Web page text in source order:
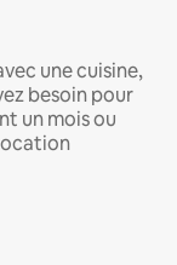
une cuisine,
besoin pour
un mois ou